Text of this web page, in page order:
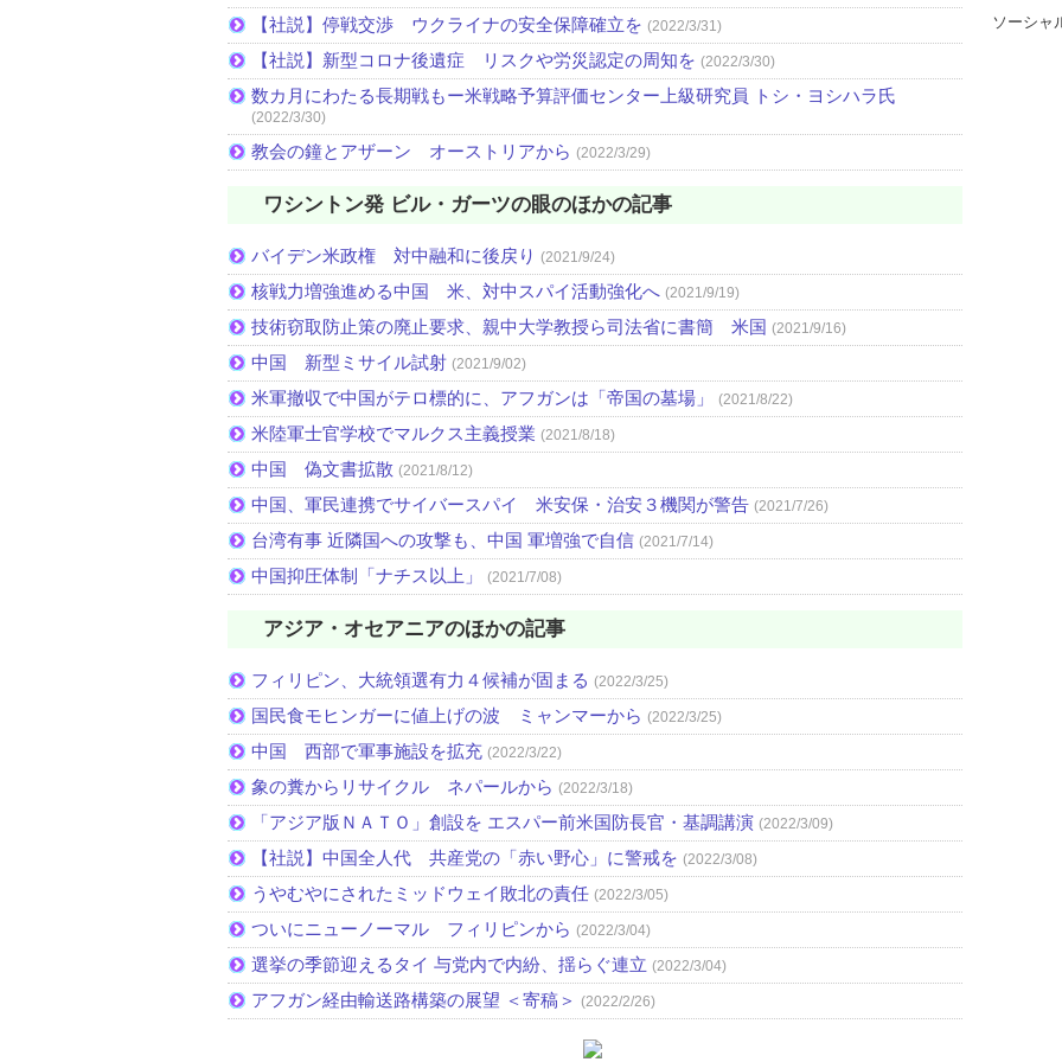
【社説】停戦交渉 ウクライナの安全保障確立を (2022/3/31)
【社説】新型コロナ後遺症 リスクや労災認定の周知を (2022/3/30)
数カ月にわたる長期戦もー米戦略予算評価センター上級研究員 トシ・ヨシハラ氏
(2022/3/30)
教会の鐘とアザーン オーストリアから (2022/3/29)
ワシントン発 ビル・ガーツの眼のほかの記事
バイデン米政権 対中融和に後戻り (2021/9/24)
核戦力増強進める中国 米、対中スパイ活動強化へ (2021/9/19)
技術窃取防止策の廃止要求、親中大学教授ら司法省に書簡 米国 (2021/9/16)
中国 新型ミサイル試射 (2021/9/02)
米軍撤収で中国がテロ標的に、アフガンは「帝国の墓場」 (2021/8/22)
米陸軍士官学校でマルクス主義授業 (2021/8/18)
中国 偽文書拡散 (2021/8/12)
中国、軍民連携でサイバースパイ 米安保・治安３機関が警告 (2021/7/26)
台湾有事 近隣国への攻撃も、中国 軍増強で自信 (2021/7/14)
中国抑圧体制「ナチス以上」 (2021/7/08)
アジア・オセアニアのほかの記事
フィリピン、大統領選有力４候補が固まる (2022/3/25)
国民食モヒンガーに値上げの波 ミャンマーから (2022/3/25)
中国 西部で軍事施設を拡充 (2022/3/22)
象の糞からリサイクル ネパールから (2022/3/18)
「アジア版ＮＡＴＯ」創設を エスパー前米国防長官・基調講演 (2022/3/09)
【社説】中国全人代 共産党の「赤い野心」に警戒を (2022/3/08)
うやむやにされたミッドウェイ敗北の責任 (2022/3/05)
ついにニューノーマル フィリピンから (2022/3/04)
選挙の季節迎えるタイ 与党内で内紛、揺らぐ連立 (2022/3/04)
アフガン経由輸送路構築の展望 ＜寄稿＞ (2022/2/26)
ソーシャ